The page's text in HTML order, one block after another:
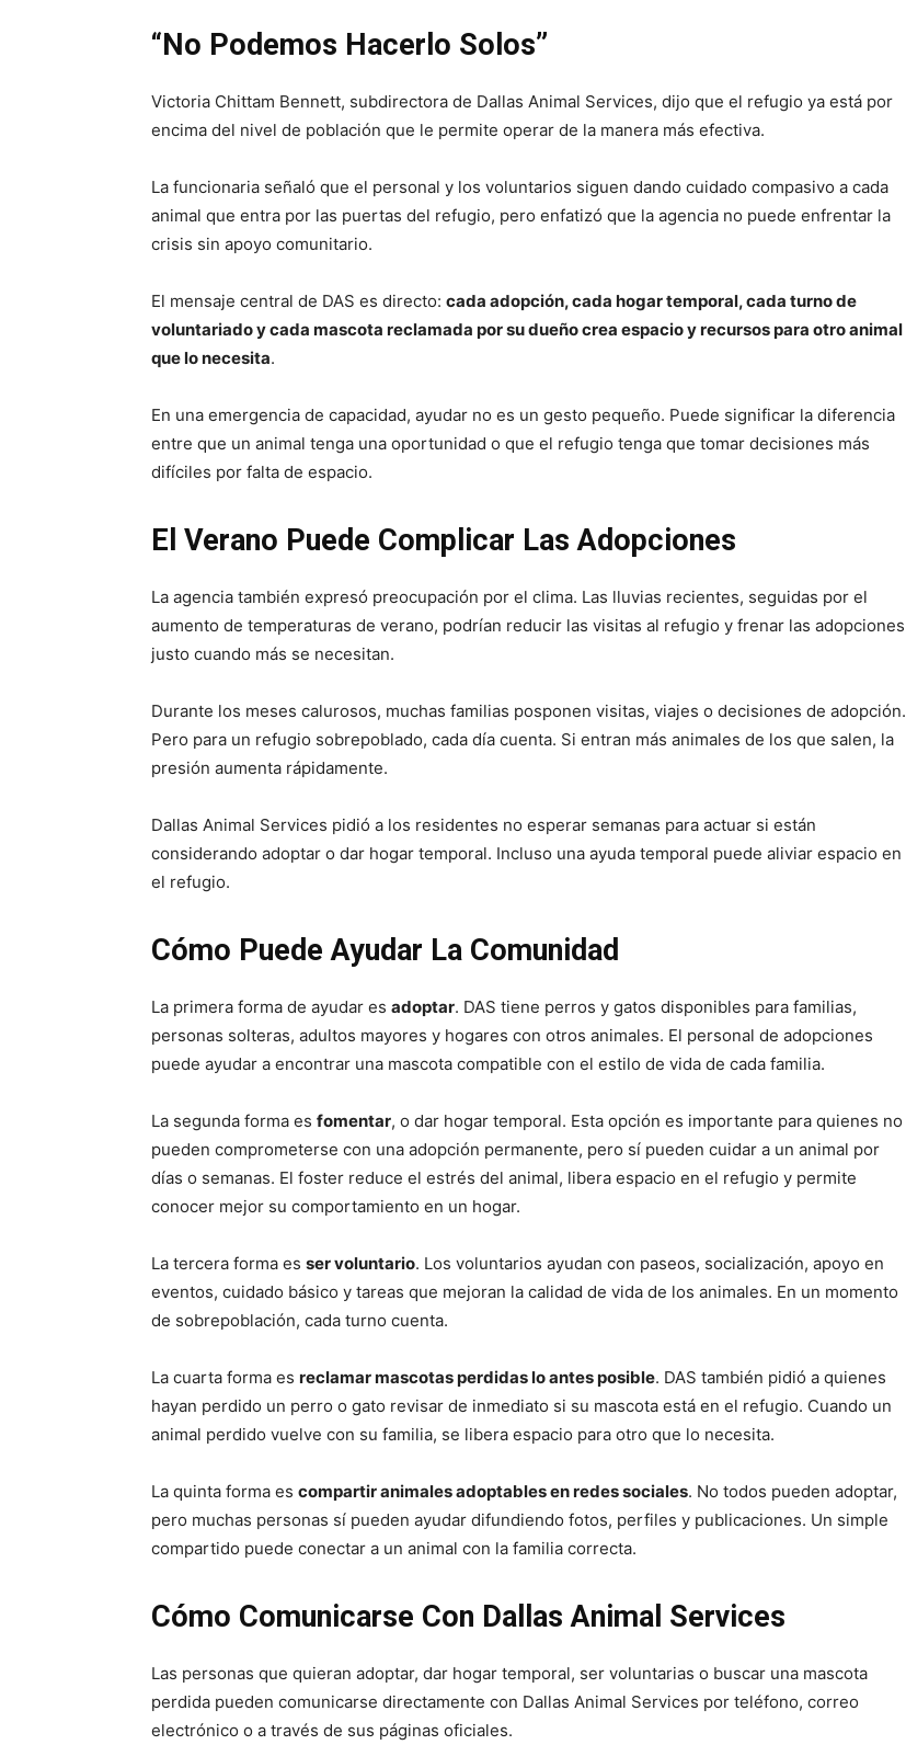
“No Podemos Hacerlo Solos”
Victoria Chittam Bennett, subdirectora de Dallas Animal Services, dijo que el refugio ya está por
encima del nivel de población que le permite operar de la manera más efectiva.
La funcionaria señaló que el personal y los voluntarios siguen dando cuidado compasivo a cada
animal que entra por las puertas del refugio, pero enfatizó que la agencia no puede enfrentar la
crisis sin apoyo comunitario.
El mensaje central de DAS es directo: cada adopción, cada hogar temporal, cada turno de
voluntariado y cada mascota reclamada por su dueño crea espacio y recursos para otro animal
que lo necesita.
En una emergencia de capacidad, ayudar no es un gesto pequeño. Puede significar la diferencia
entre que un animal tenga una oportunidad o que el refugio tenga que tomar decisiones más
difíciles por falta de espacio.
El Verano Puede Complicar Las Adopciones
La agencia también expresó preocupación por el clima. Las lluvias recientes, seguidas por el
aumento de temperaturas de verano, podrían reducir las visitas al refugio y frenar las adopciones
justo cuando más se necesitan.
Durante los meses calurosos, muchas familias posponen visitas, viajes o decisiones de adopción.
Pero para un refugio sobrepoblado, cada día cuenta. Si entran más animales de los que salen, la
presión aumenta rápidamente.
Dallas Animal Services pidió a los residentes no esperar semanas para actuar si están
considerando adoptar o dar hogar temporal. Incluso una ayuda temporal puede aliviar espacio en
el refugio.
Cómo Puede Ayudar La Comunidad
La primera forma de ayudar es adoptar. DAS tiene perros y gatos disponibles para familias,
personas solteras, adultos mayores y hogares con otros animales. El personal de adopciones
puede ayudar a encontrar una mascota compatible con el estilo de vida de cada familia.
La segunda forma es fomentar, o dar hogar temporal. Esta opción es importante para quienes no
pueden comprometerse con una adopción permanente, pero sí pueden cuidar a un animal por
días o semanas. El foster reduce el estrés del animal, libera espacio en el refugio y permite
conocer mejor su comportamiento en un hogar.
La tercera forma es ser voluntario. Los voluntarios ayudan con paseos, socialización, apoyo en
eventos, cuidado básico y tareas que mejoran la calidad de vida de los animales. En un momento
de sobrepoblación, cada turno cuenta.
La cuarta forma es reclamar mascotas perdidas lo antes posible. DAS también pidió a quienes
hayan perdido un perro o gato revisar de inmediato si su mascota está en el refugio. Cuando un
animal perdido vuelve con su familia, se libera espacio para otro que lo necesita.
La quinta forma es compartir animales adoptables en redes sociales. No todos pueden adoptar,
pero muchas personas sí pueden ayudar difundiendo fotos, perfiles y publicaciones. Un simple
compartido puede conectar a un animal con la familia correcta.
Cómo Comunicarse Con Dallas Animal Services
Las personas que quieran adoptar, dar hogar temporal, ser voluntarias o buscar una mascota
perdida pueden comunicarse directamente con Dallas Animal Services por teléfono, correo
electrónico o a través de sus páginas oficiales.